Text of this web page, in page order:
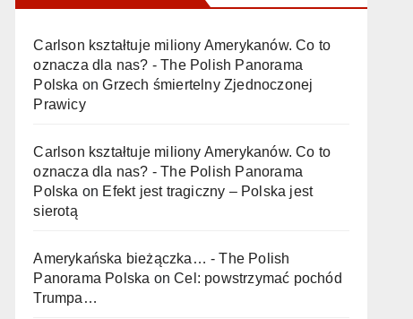
Carlson kształtuje miliony Amerykanów. Co to
oznacza dla nas? - The Polish Panorama
Polska onGrzech śmiertelny Zjednoczonej
Prawicy
Carlson kształtuje miliony Amerykanów. Co to
oznacza dla nas? - The Polish Panorama
Polska on Efekt jest tragiczny – Polska jest
sierotą
Amerykańska bieżączka… - The Polish
Panorama Polska onCel: powstrzymać pochód
Trumpa…